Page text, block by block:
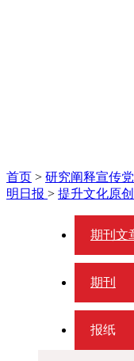
首页 > 研究阐释宣传
明日报 > 提升文化原
期刊文
期刊
报纸